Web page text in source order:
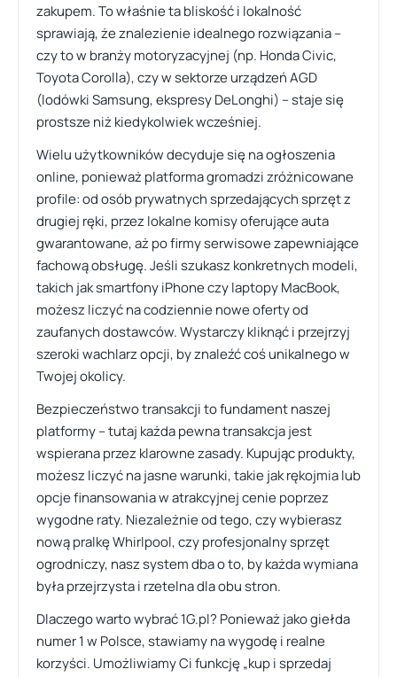
zakupem. To właśnie ta bliskość i lokalność
sprawiają, że znalezienie idealnego rozwiązania –
czy to w branży motoryzacyjnej (np. Honda Civic,
Toyota Corolla), czy w sektorze urządzeń AGD
(lodówki Samsung, ekspresy DeLonghi) – staje się
prostsze niż kiedykolwiek wcześniej.
Wielu użytkowników decyduje się na ogłoszenia
online, ponieważ platforma gromadzi zróżnicowane
profile: od osób prywatnych sprzedających sprzęt z
drugiej ręki, przez lokalne komisy oferujące auta
gwarantowane, aż po firmy serwisowe zapewniające
fachową obsługę. Jeśli szukasz konkretnych modeli,
takich jak smartfony iPhone czy laptopy MacBook,
możesz liczyć na codziennie nowe oferty od
zaufanych dostawców. Wystarczy kliknąć i przejrzyj
szeroki wachlarz opcji, by znaleźć coś unikalnego w
Twojej okolicy.
Bezpieczeństwo transakcji to fundament naszej
platformy – tutaj każda pewna transakcja jest
wspierana przez klarowne zasady. Kupując produkty,
możesz liczyć na jasne warunki, takie jak rękojmia lub
opcje finansowania w atrakcyjnej cenie poprzez
wygodne raty. Niezależnie od tego, czy wybierasz
nową pralkę Whirlpool, czy profesjonalny sprzęt
ogrodniczy, nasz system dba o to, by każda wymiana
była przejrzysta i rzetelna dla obu stron.
Dlaczego warto wybrać 1G.pl? Ponieważ jako giełda
numer 1 w Polsce, stawiamy na wygodę i realne
korzyści. Umożliwiamy Ci funkcję „kup i sprzedaj